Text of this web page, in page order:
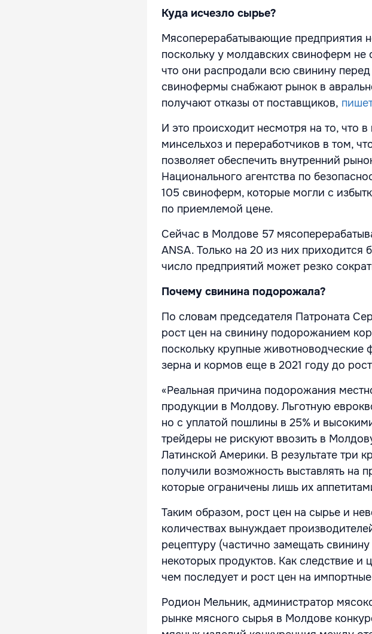
Куда исчезло сырье?
Мясоперерабатывающие предприятия
поскольку у молдавских свиноферм
что они распродали всю свинину
свинофермы снабжают рынок в
получают отказы от поставщиков,
И это происходит несмотря на то, что
минсельхоз и переработчиков в том,
позволяет обеспечить внутренний
Национального агентства по
105 свиноферм, которые могли с
по приемлемой цене.
Сейчас в Молдове 57
ANSA. Только на 20 из них
число предприятий может резко
Почему свинина подорожала?
По словам председателя Патроната
рост цен на свинину подорожанием
поскольку крупные
зерна и кормов еще в 2021 году до
«Реальная причина подорожания
продукции в Молдову. Льготную
но с уплатой пошлины в 25% и
трейдеры не рискуют ввозить в
Латинской Америки. В результате три
получили возможность выставлять на
которые ограничены лишь их
Таким образом, рост цен на сырье и
количествах вынуждает
рецептуру (частично замещать
некоторых продуктов. Как следствие
чем последует и рост цен на
Родион Мельник, администратор
рынке мясного сырья в Молдове